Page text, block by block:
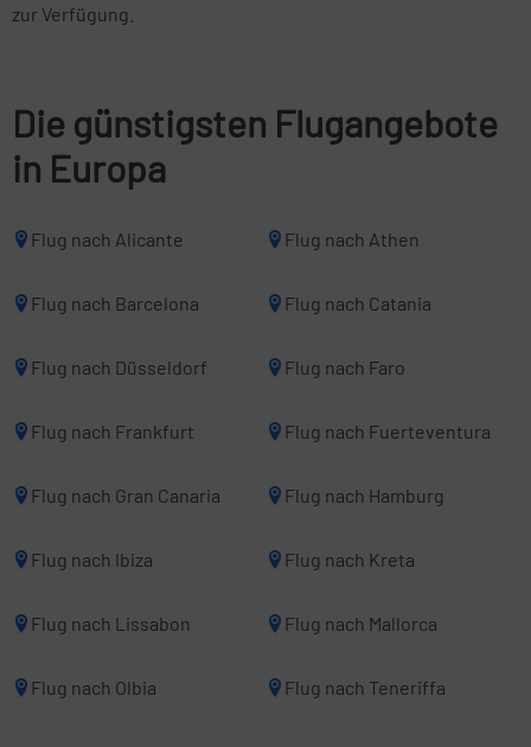
zur Verfügung.
Die günstigsten Flugangebote
in Europa
Flug nach Alicante Flug nach Athen
Flug nach Barcelona Flug nach Catania
Flug nach Düsseldorf Flug nach Faro
Flug nach Frankfurt Flug nach Fuerteventura
Flug nach Gran Canaria Flug nach Hamburg
Flug nach Ibiza Flug nach Kreta
Flug nach Lissabon Flug nach Mallorca
Flug nach Olbia Flug nach Teneriffa